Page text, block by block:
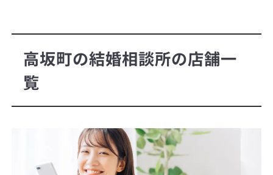
高坂町の結婚相談所の店舗一
覧